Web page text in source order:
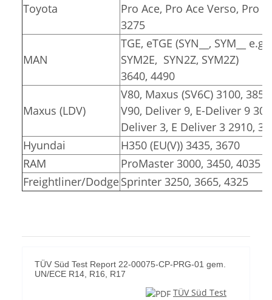
Toyota
Pro Ace, Pro Ace Verso, Pro
3275
MAN
TGE, eTGE (SYN__, SYM__
SYM2E, SYN2Z, SYM2Z)
3640, 4490
Maxus (LDV)
V80, Maxus (SV6C) 3100, 3850
V90, Deliver 9, E-Deliver 9
Deliver 3, E Deliver 3 2910,
Hyundai
H350 (EU(V)) 3435, 3670
RAM
ProMaster 3000, 3450, 4035
Freightliner/DodgeSprinter 3250, 3665, 4325
TÜV Süd Test Report 22-00075-CP-PRG-01 gem.
UN/ECE R14, R16, R17
TÜV Süd Test